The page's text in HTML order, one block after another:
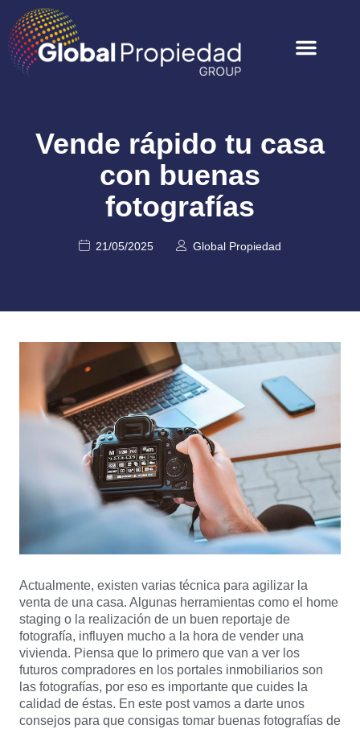
Vende rápido tu casa
con buenas
fotografías
21/05/2025 Global Propiedad
Actualmente, existen varias técnica para agilizar la
venta de una casa. Algunas herramientas como el home
staging o la realización de un buen reportaje de
fotografía, influyen mucho a la hora de vender una
vivienda. Piensa que lo primero que van a ver los
futuros compradores en los portales inmobiliarios son
las fotografías, por eso es importante que cuides la
calidad de éstas. En este post vamos a darte unos
consejos para que consigas tomar buenas fotografías de